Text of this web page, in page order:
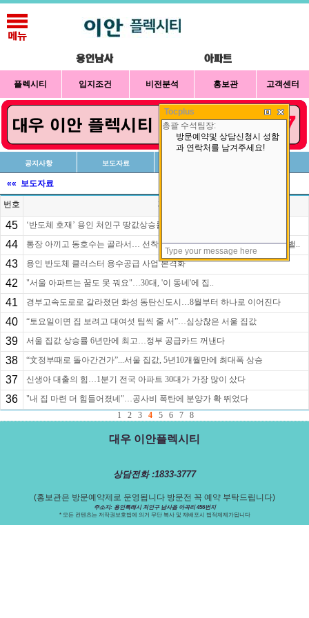
플렉시티 입지조건 비전분석 홍보관 고객센터
공지사항 보도자료
«« 보도자료
번호 제목
45 ‘반도체 호재’ 용인 처인구 땅값상승률 전국 1위 -
44 통장 아끼고 동호수는 골라서… 선착순 계약 인기, `힐스테이트 용인마크밸..
43 용인 반도체 클러스터 용수공급 사업 본격화
42 "서울 아파트는 꿈도 못 꿔요"…30대, '이 동네'에 집..
41 경부고속도로로 갈라졌던 화성 동탄신도시…8월부터 하나로 이어진다
40 “토요일이면 집 보려고 대여섯 팀씩 줄 서”…심상찮은 서울 집값
39 서울 집값 상승률 6년만에 최고…정부 공급카드 꺼낸다
38 “文정부때로 돌아간건가”...서울 집값, 5년10개월만에 최대폭 상승
37 신생아 대출의 힘…1분기 전국 아파트 30대가 가장 많이 샀다
36
"내 집 마련 더 힘들어졌네"…공사비 폭탄에 분양가 확 뛰었다
1
2 3 4 5 6 7 8
대우 이안플렉시티
상담전화 :1833-3777
(홍보관은 방문예약제로 운영됩니다 방문전 꼭 예약 부탁드립니다)
주소지: 용인특례시 처인구 남사읍 아곡리 456번지
* 모든 컨텐츠는 저작권보호법에 의거 무단 복사 및 재배포시 법적제제가됩니다
Tocplus